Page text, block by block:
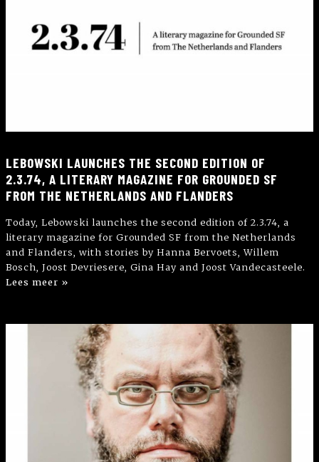
LEBOWSKI LAUNCHES THE SECOND EDITION OF
2.3.74, A LITERARY MAGAZINE FOR GROUNDED SF
FROM THE NETHERLANDS AND FLANDERS
Today, Lebowski launches the second edition of 2.3.74, a
literary magazine for Grounded SF from the Netherlands
and Flanders, with stories by Hanna Bervoets, Willem
Bosch, Joost Devriesere, Gina Hay and Joost Vandecasteele.
Lees meer »